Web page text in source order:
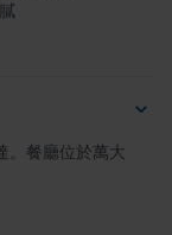
。餐廳位於萬大